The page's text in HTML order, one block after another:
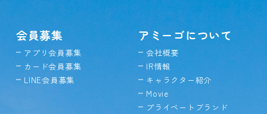
会員募集
アプリ会員募集
カード会員募集
LINE会員募集
アミーゴについて
会社概要
IR情報
キャラクター紹介
Movie
プライベートブランド